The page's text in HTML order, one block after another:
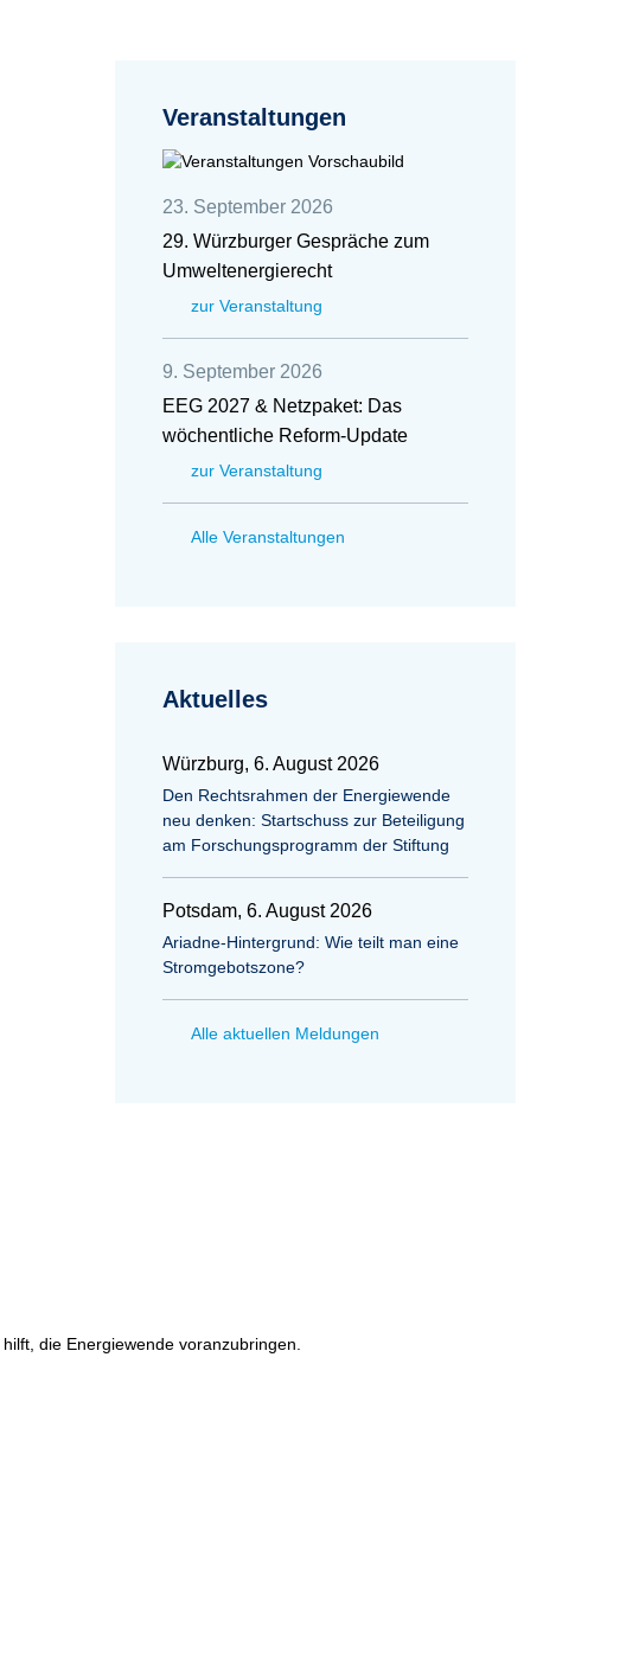
Veranstaltungen
23. September 2026
29. Würzburger Gespräche zum
Umweltenergierecht
zur Veranstaltung
9. September 2026
EEG 2027 & Netzpaket: Das
wöchentliche Reform-Update
zur Veranstaltung
Alle Veranstaltungen
Aktuelles
Würzburg, 6. August 2026
Den Rechtsrahmen der Energiewende
neu denken: Startschuss zur Beteiligung
am Forschungsprogramm der Stiftung
Potsdam, 6. August 2026
Ariadne-Hintergrund: Wie teilt man eine
Stromgebotszone?
Alle aktuellen Meldungen
die Energiewende voranzubringen.